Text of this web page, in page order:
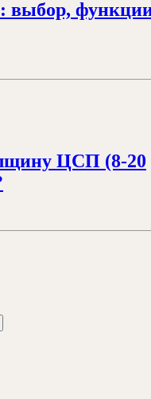
точного
выбор,
ЦСП (8-20
20
мм)